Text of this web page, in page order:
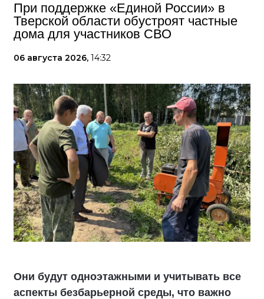
При поддержке «Единой России» в
Тверской области обустроят частные
дома для участников СВО
06 августа 2026, 14:32
Они будут одноэтажными и учитывать все
аспекты безбарьерной среды, что важно